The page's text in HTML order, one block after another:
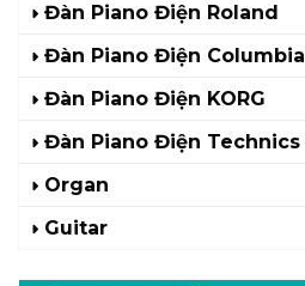
Đàn Piano Điện Roland
Đàn Piano Điện Columbia
Đàn Piano Điện KORG
Đàn Piano Điện Technics
Organ
Guitar